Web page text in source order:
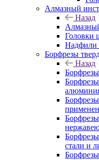
Алмазный
Назад
Головки
Надфили
Борфрезы
Назад
стали и